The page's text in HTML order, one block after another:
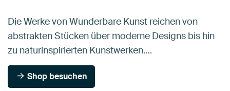
Die Werke von Wunderbare Kunst reichen von
abstrakten Stücken über moderne Designs bis hin
zu naturinspirierten Kunstwerken.…
Shop besuchen